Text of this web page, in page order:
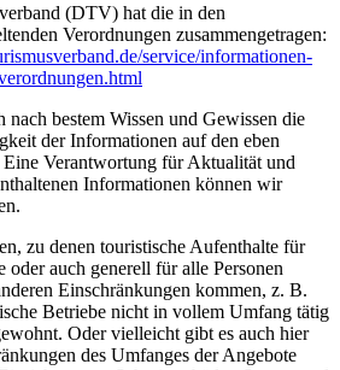
(DTV) hat die in den
Verordnungen zusammengetragen:
­service/­informationen-
bestem Wissen und Gewissen die
der Informationen auf den eben
Eine Verantwortung für Aktualität und
Informationen können wir
zu denen touristische Aufenthalte für
oder auch generell für alle Personen
Einschränkungen kommen, z. B.
Betriebe nicht in vollem Umfang tätig
Oder vielleicht gibt es auch hier
des Umfanges der Angebote